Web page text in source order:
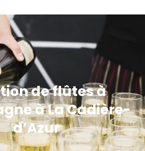
de flûtes à
à La Cadière-
d’Azur